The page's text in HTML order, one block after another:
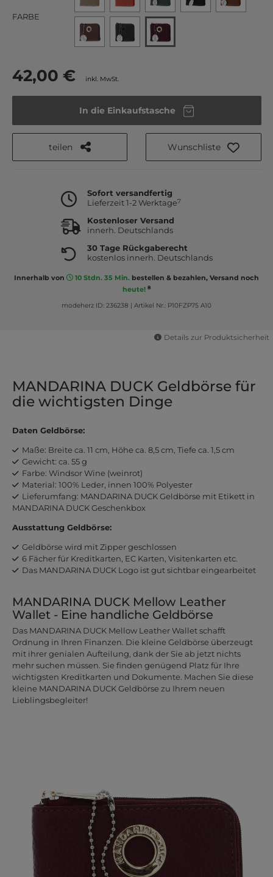
FARBE
42,00 € inkl. MwSt.
In die Einkaufstasche
teilen Wunschliste
Sofort versandfertig
Lieferzeit 1-2 Werktage7
Kostenloser Versand
innerh. Deutschlands
30 Tage Rückgaberecht
kostenlos innerh. Deutschlands
Innerhalb von 10 Stdn. 35 Min. bestellen & bezahlen, Versand noch
heute! 8
modeherz ID: 236238 | Artikel Nr.: P10FZP75 A10
Details zur Produktsicherheit
MANDARINA DUCK Geldbörse für
die wichtigsten Dinge
Daten Geldbörse:
Maße: Breite ca. 11 cm, Höhe ca. 8,5 cm, Tiefe ca. 1,5 cm
Gewicht: ca. 55 g
Farbe: Windsor Wine (weinrot)
Material: 100% Leder, innen 100% Polyester
Lieferumfang: MANDARINA DUCK Geldbörse mit Etikett in
MANDARINA DUCK Geschenkbox
Ausstattung Geldbörse:
Geldbörse wird mit Zipper geschlossen
6 Fächer für Kreditkarten, EC Karten, Visitenkarten etc.
Das MANDARINA DUCK Logo ist gut sichtbar eingearbeitet
MANDARINA DUCK Mellow Leather
Wallet - Eine handliche Geldbörse
Das MANDARINA DUCK Mellow Leather Wallet schafft
Ordnung in Ihren Finanzen. Die kleine Geldbörse überzeugt
mit ihrer genialen Aufteilung, dank der Sie ab jetzt nichts
mehr suchen müssen. Sie finden genügend Platz für Ihre
wichtigsten Kreditkarten und Dokumente. Machen Sie diese
kleine MANDARINA DUCK Geldbörse zu Ihrem neuen
Lieblingsbegleiter!